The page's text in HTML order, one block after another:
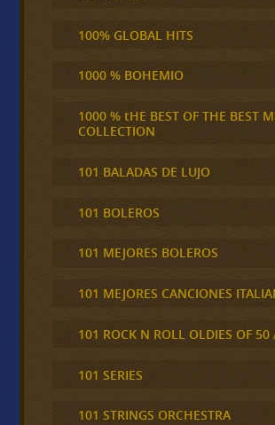
100% GLOBAL HITS
1000 % BOHEMIO
1000 % tHE BEST OF THE BEST
COLLECTION
101 BALADAS DE LUJO
101 BOLEROS
101 MEJORES BOLEROS
101 MEJORES CANCIONES
101 ROCK N ROLL OLDIES OF 50
101 SERIES
101 STRINGS ORCHESTRA